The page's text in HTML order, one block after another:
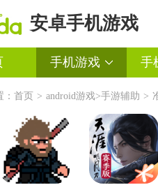
安卓手机游戏
手机游戏 手
首页 > android游戏>手游辅助 >